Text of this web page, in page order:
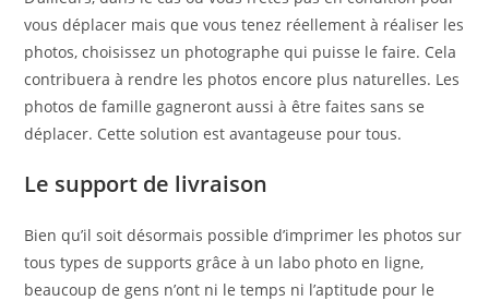
vous déplacer mais que vous tenez réellement à réaliser les
photos, choisissez un photographe qui puisse le faire. Cela
contribuera à rendre les photos encore plus naturelles. Les
photos de famille gagneront aussi à être faites sans se
déplacer. Cette solution est avantageuse pour tous.
Le support de livraison
Bien qu’il soit désormais possible d’imprimer les photos sur
tous types de supports grâce à un labo photo en ligne,
beaucoup de gens n’ont ni le temps ni l’aptitude pour le